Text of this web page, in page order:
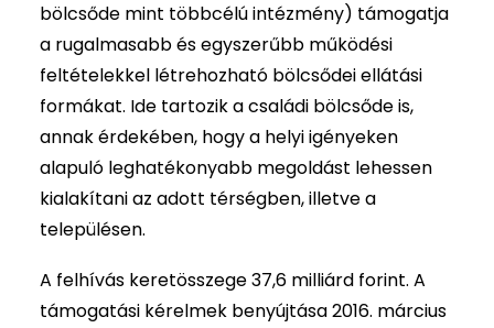
bölcsőde mint többcélú intézmény) támogatja
a rugalmasabb és egyszerűbb működési
feltételekkel létrehozható bölcsődei ellátási
formákat. Ide tartozik a családi bölcsőde is,
annak érdekében, hogy a helyi igényeken
alapuló leghatékonyabb megoldást lehessen
kialakítani az adott térségben, illetve a
településen.
A felhívás keretösszege 37,6 milliárd forint. A
támogatási kérelmek benyújtása 2016. március